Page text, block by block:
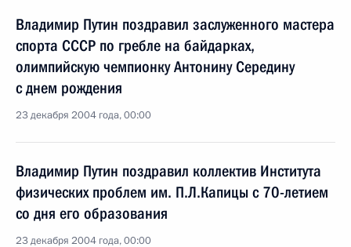
Владимир Путин поздравил заслуженного мастера
спорта СССР по гребле на байдарках,
олимпийскую чемпионку Антонину Середину
с днем рождения
23 декабря 2004 года, 00:00
Владимир Путин поздравил коллектив Института
физических проблем им. П.Л.Капицы с 70-летием
со дня его образования
23 декабря 2004 года, 00:00